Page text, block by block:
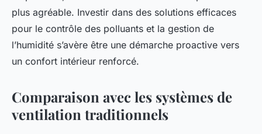
plus agréable. Investir dans des solutions efficaces
pour le contrôle des polluants et la gestion de
l’humidité s’avère être une démarche proactive vers
un confort intérieur renforcé.
Comparaison avec les systèmes de
ventilation traditionnels